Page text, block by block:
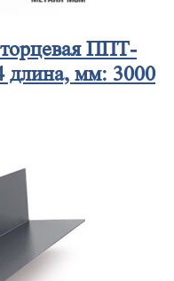
ППТ-
длина, мм: 3000